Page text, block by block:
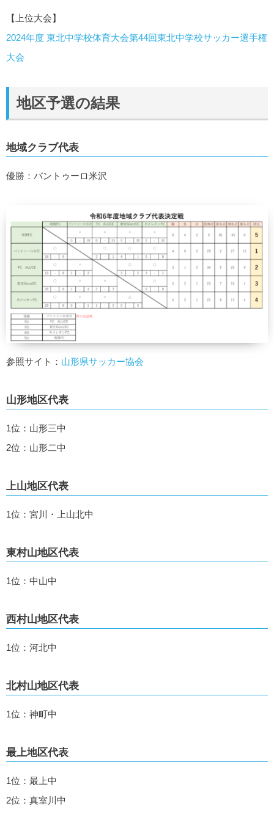
【上位大会】
2024年度 東北中学校体育大会第44回東北中学校サッカー選手権
大会
地区予選の結果
地域クラブ代表
優勝：バントゥーロ米沢
参照サイト： 山形県サッカー協会
山形地区代表
1位：山形三中
2位：山形二中
上山地区代表
1位：宮川・上山北中
東村山地区代表
1位：中山中
西村山地区代表
1位：河北中
北村山地区代表
1位：神町中
最上地区代表
1位：最上中
2位：真室川中